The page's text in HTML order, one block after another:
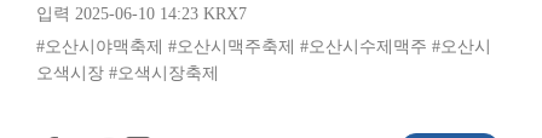
입력 2025-06-10 14:23 KRX7
#오산시야맥축제 #오산시맥주축제 #오산시수제맥주 #오산시
오색시장 #오색시장축제